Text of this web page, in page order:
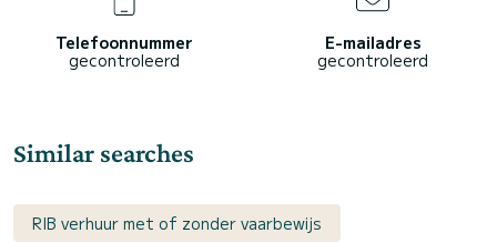
Telefoonnummer
gecontroleerd
E-mailadres
gecontroleerd
Similar searches
RIB verhuur met of zonder vaarbewijs